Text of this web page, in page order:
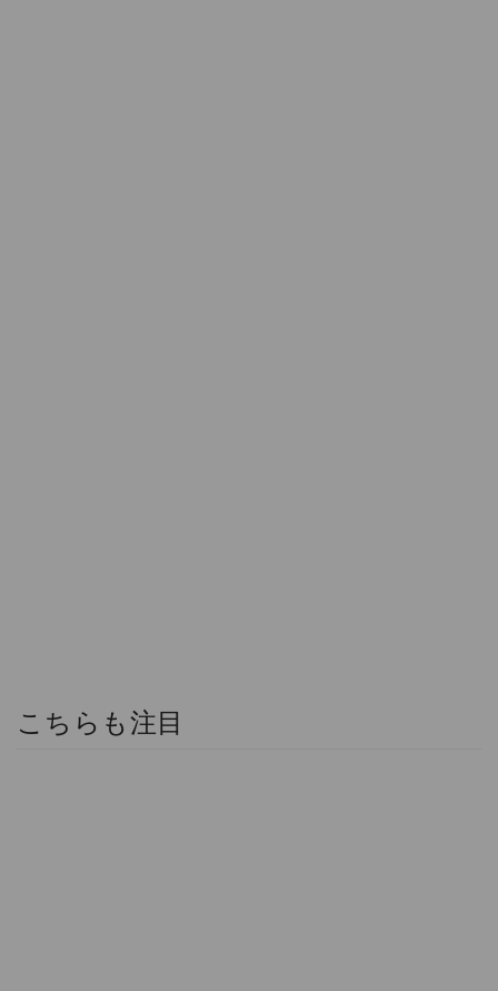
こちらも注目